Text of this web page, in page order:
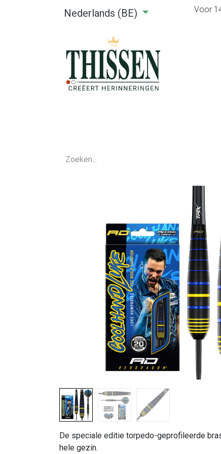
Nederlands (BE) Voor
De speciale editie torpedo-geprofileerde
hele gezin.